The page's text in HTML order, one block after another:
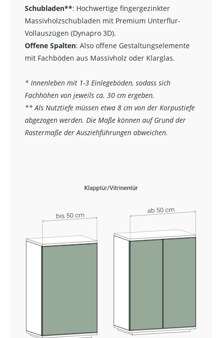
Schubladen**: Hochwertige fingergezinkter
Massivholzschubladen mit Premium Unterflur-
Vollauszügen (Dynapro 3D).
Offene Spalten: Also offene Gestaltungselemente
mit Fachböden aus Massivholz oder Klarglas.
* Innenleben mit 1-3 Einlegeböden, sodass sich
Fachhöhen von jeweils ca. 30 cm ergeben.
** Als Nutztiefe müssen etwa 8 cm von der Korpustiefe
abgezogen werden. Die Maße können auf Grund der
Rastermaße der Ausziehführungen abweichen.